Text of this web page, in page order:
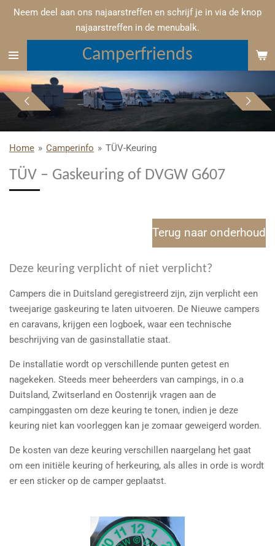
Ga
de
hoofdinhoud
Camperfriends
Neem deel aan ons najaarstreffen en schrijf je in via de knop
najaarstreffen in de menubalk.
Home » Camperinfo » TÜV-Keuring
TÜV – Gaskeuring of DVGW G607
Terug naar onderhoud
Deze keuring verplicht of niet verplicht?
Campers die in Duitsland geregistreerd zijn, zijn verplicht een
tweejarige gaskeuring te laten uitvoeren. De Nieuwe campers
en caravans, krijgen een logboek, waar een technische
beschrijving van de gasinstallatie staat.
De installatie wordt op verschillende punten getest en
nagekeken. Steeds meer beheerders van campings, in o.a
Duitsland, Zwitserland en Oostenrijk vragen aan de
campinggasten om deze keuring te tonen, indien je deze
keuring niet kan voorleggen kan je zomaar geweigerd worden.
De kosten van deze keuring verschillen naargelang het gaat
om een initiële keuring of herkeuring, als alles in orde is wordt
er een sticker op de camper geplaatst.